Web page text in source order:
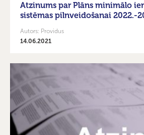
Atzinums par Plāns minimālo
sistēmas pilnveidošanai 2022.-
Autors: Providus
14.06.2021